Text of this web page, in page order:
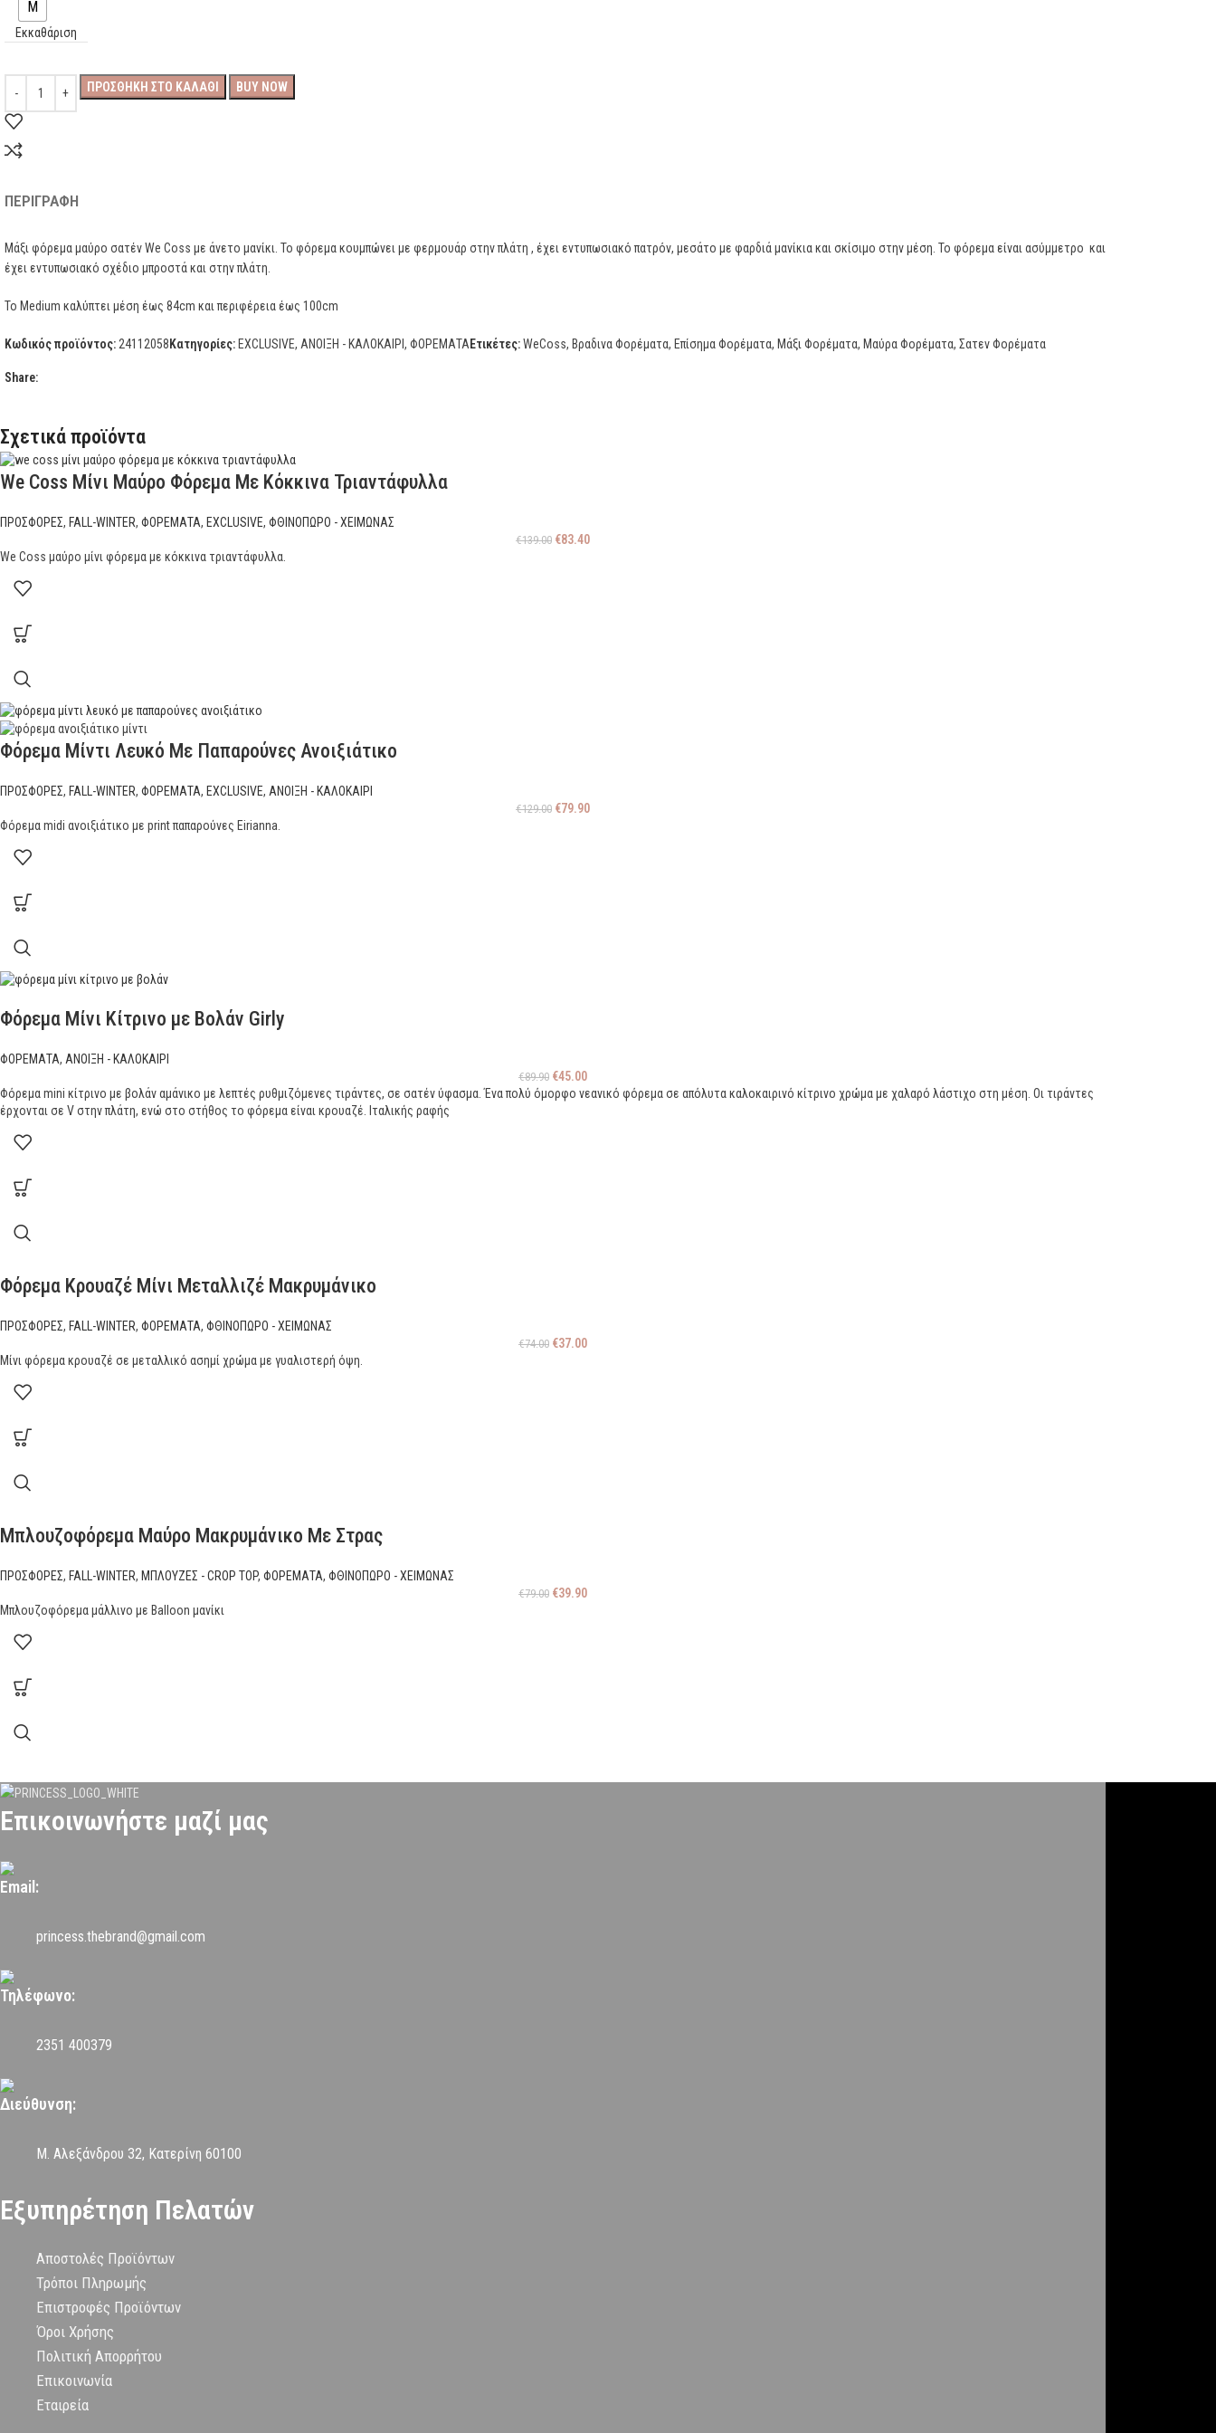
M
Εκκαθάριση
ΠΡΟΣΘΉΚΗ ΣΤΟ ΚΑΛΆΘΙ BUY NOW
ΠΕΡΙΓΡΑΦΉ
Μάξι φόρεμα μαύρο σατέν We Coss με άνετο μανίκι. Το φόρεμα κουμπώνει με φερμουάρ στην πλάτη , έχει εντυπωσιακό πατρόν, μεσάτο με φαρδιά μανίκια και σκίσιμο στην μέση. Το φόρεμα είναι ασύμμετρο και
έχει εντυπωσιακό σχέδιο μπροστά και στην πλάτη.
Το Medium καλύπτει μέση έως 84cm και περιφέρεια έως 100cm
Κωδικός προϊόντος:24112058Κατηγορίες: EXCLUSIVE, ΑΝΟΙΞΗ - ΚΑΛΟΚΑΙΡΙ , ΦΟΡΕΜΑΤΑΕτικέτες:WeCoss, Βραδινα Φορέματα, Επίσημα Φορέματα, Μάξι Φορέματα, Μαύρα Φορέματα, Σατεν Φορέματα
Share:
Σχετικά προϊόντα
We Coss Μίνι Μαύρο Φόρεμα Με Κόκκινα Τριαντάφυλλα
ΠΡΟΣΦΟΡΕΣ, FALL-WINTER, ΦΟΡΕΜΑΤΑ, EXCLUSIVE, ΦΘΙΝΟΠΩΡΟ - ΧΕΙΜΩΝΑΣ
€139.00 €83.40
We Coss μαύρο μίνι φόρεμα με κόκκινα τριαντάφυλλα.
Φόρεμα Μίντι Λευκό Με Παπαρούνες Ανοιξιάτικο
ΠΡΟΣΦΟΡΕΣ, FALL-WINTER, ΦΟΡΕΜΑΤΑ, EXCLUSIVE, ΑΝΟΙΞΗ - ΚΑΛΟΚΑΙΡΙ
€129.00 €79.90
Φόρεμα midi ανοιξιάτικο με print παπαρούνες Eirianna.
Φόρεμα Μίνι Κίτρινο με Βολάν Girly
ΦΟΡΕΜΑΤΑ, ΑΝΟΙΞΗ - ΚΑΛΟΚΑΙΡΙ
€89.90 €45.00
Φόρεμα mini κίτρινο με βολάν αμάνικο με λεπτές ρυθμιζόμενες τιράντες, σε σατέν ύφασμα. Ένα πολύ όμορφο νεανικό φόρεμα σε απόλυτα καλοκαιρινό κίτρινο χρώμα με χαλαρό λάστιχο στη μέση. Οι τιράντες
έρχονται σε V στην πλάτη, ενώ στο στήθος το φόρεμα είναι κρουαζέ. Ιταλικής ραφής
Φόρεμα Κρουαζέ Μίνι Μεταλλιζέ Μακρυμάνικο
ΠΡΟΣΦΟΡΕΣ, FALL-WINTER, ΦΟΡΕΜΑΤΑ, ΦΘΙΝΟΠΩΡΟ - ΧΕΙΜΩΝΑΣ
€74.00 €37.00
Μίνι φόρεμα κρουαζέ σε μεταλλικό ασημί χρώμα με γυαλιστερή όψη.
Μπλουζοφόρεμα Μαύρο Μακρυμάνικο Με Στρας
ΠΡΟΣΦΟΡΕΣ, FALL-WINTER, ΜΠΛΟΥΖΕΣ - CROP TOP, ΦΟΡΕΜΑΤΑ, ΦΘΙΝΟΠΩΡΟ - ΧΕΙΜΩΝΑΣ
€79.00 €39.90
Μπλουζοφόρεμα μάλλινο με Balloon μανίκι
Επικοινωνήστε μαζί μας
Email:
princess.thebrand@gmail.com
Τηλέφωνο:
2351 400379
Διεύθυνση:
Μ. Αλεξάνδρου 32, Κατερίνη 60100
Εξυπηρέτηση Πελατών
Αποστολές Προϊόντων
Τρόποι Πληρωμής
Επιστροφές Προϊόντων
Όροι Χρήσης
Πολιτική Απορρήτου
Επικοινωνία
Εταιρεία